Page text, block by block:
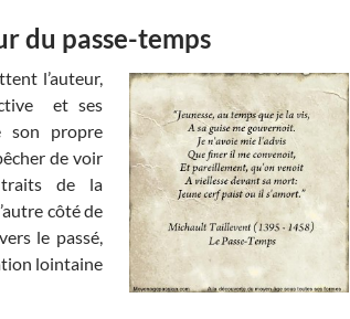
du passe-temps
l’auteur,
et ses
son propre
de voir
traits de la
côté de
le passé,
lointaine